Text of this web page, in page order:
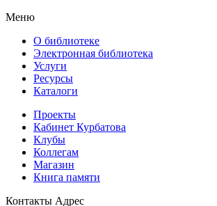
Меню
О библиотеке
Электронная библиотека
Услуги
Ресурсы
Каталоги
Проекты
Кабинет Курбатова
Клубы
Коллегам
Магазин
Книга памяти
Контакты Адрес